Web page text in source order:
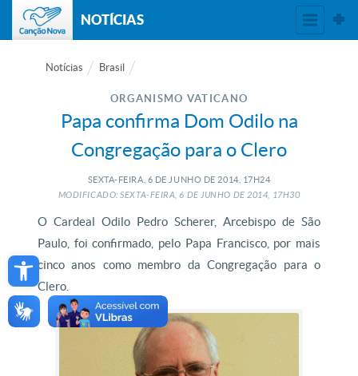
Open toolbar
NOTÍCIAS
Notícias Brasil
ORGANISMO VATICANO
Papa confirma Dom Odilo na
Congregação para o Clero
SEXTA-FEIRA, 6 DE JUNHO DE 2014, 17H24
MODIFICADO: SEXTA-FEIRA, 6 DEJUNHO DE2014, 17H30
O Cardeal Odilo Pedro Scherer, Arcebispo de São
Paulo, foi confirmado, pelo Papa Francisco, por mais
cinco anos como membro da Congregação para o
Clero.